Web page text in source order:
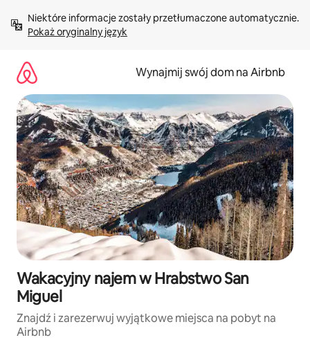
treści Pokaż oryginalny język
Wynajmij swój dom na Airbnb
Wakacyjny najem w Hrabstwo San
Miguel
Znajdź i zarezerwuj wyjątkowe miejsca na pobyt na
Airbnb